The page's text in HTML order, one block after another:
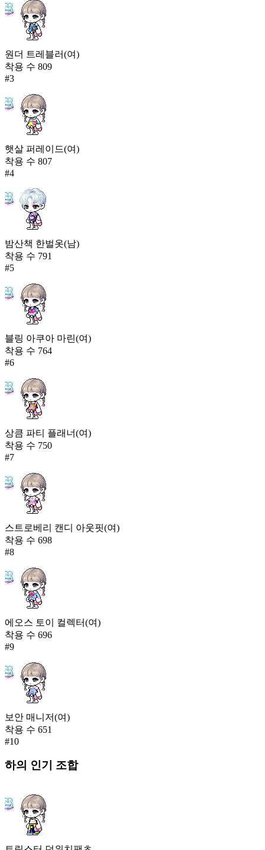
원더 트레블러(여)
착용 수 809
#3
햇살 퍼레이드(여)
착용 수 807
#4
밤산책 한벌옷(남)
착용 수 791
#5
블링 아쿠아 마린(여)
착용 수 764
#6
상큼 파티 플래너(여)
착용 수 750
#7
스트로베리 캔디 아웃핏(여)
착용 수 698
#8
에오스 토이 컬렉터(여)
착용 수 696
#9
보안 매니저(여)
착용 수 651
#10
하의 인기 조합